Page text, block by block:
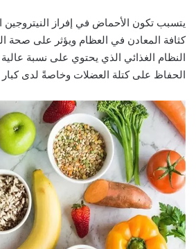
يتسبب تكون الأحماض في إفراز
كثافة المعادن في العظام ويؤثر على صحة
النظام الغذائي الذي يحتوي على نسبة
الحفاظ على كتلة العضلات وخاصةً لدى